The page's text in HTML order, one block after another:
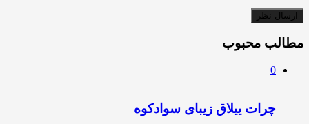
مطالب محبوب
0
چرات ییلاق زیبای سوادکوه